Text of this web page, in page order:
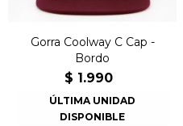
Gorra Coolway C Cap -
Bordo
$ 1.990
ÚLTIMA UNIDAD
DISPONIBLE